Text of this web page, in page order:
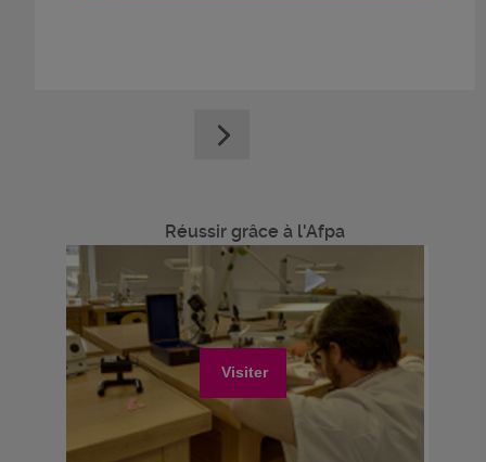
Réussir grâce à l'Afpa
Visiter